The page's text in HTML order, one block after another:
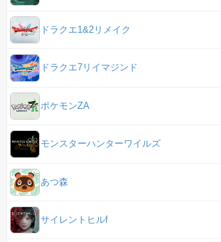
ドラクエ1&2リメイク
ドラクエ7リイマジンド
ポケモンZA
モンスターハンターワイルズ
あつ森
サイレントヒルf